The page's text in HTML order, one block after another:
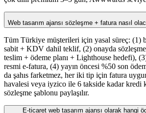
Web tasarım ajansı sözleşme + fatura nasıl
Tüm Türkiye müşterileri için yasal süreç: (1)
sabit + KDV dahil teklif, (2) onayda sözleşme
teslim + ödeme planı + Lighthouse hedefi),
resmi e-fatura, (4) yayın öncesi %50 son
da şahıs farketmez, her iki tip için fatura
havalesi veya iyzico ile 6 takside kadar
sözleşme şablonu paylaşılır.
E-ticaret web tasarım ajansı olarak hangi